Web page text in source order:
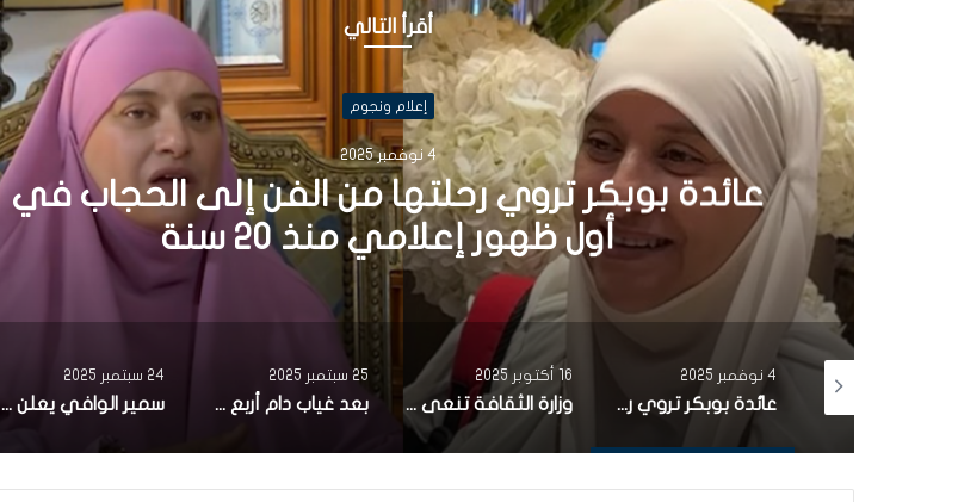
أقرأ التالي
إعلام ونجوم
4 نوفمبر 2025
عائدة بوبكر تروي رحلتها من الفن إلى الحجاب في
أول ظهور إعلامي منذ 20 سنة
4 نوفمبر 2025
عائدة بوبكر تروي رحلتها من الفن إلى الحجاب في أول ظهور إعلامي منذ 20 سنة
16 أكتوبر 2025
وزارة الثقافة تنعى الممثل علي الفارسي
25 سبتمبر 2025
بعد غياب دام أربع سنوات..سامي الفهري يعلن عن مسلسل جديد بعوان “هاذي آخرتها”
24 سبتمبر 2025
سمير الوافي يعلن عن وفاة شقيقه ماهر:”فاجعة كبيرة.. رحل عنا في عز شبابه”